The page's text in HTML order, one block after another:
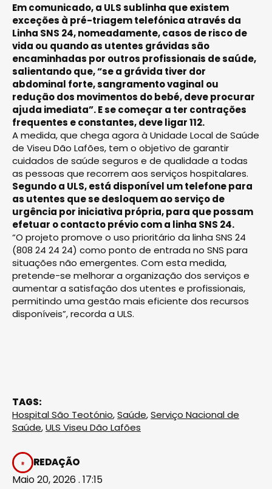
Em comunicado, a ULS sublinha que existem
exceções à pré-triagem telefónica através da
Linha SNS 24, nomeadamente, casos de risco de
vida ou quando as utentes grávidas são
encaminhadas por outros profissionais de saúde,
salientando que, “se a grávida tiver dor
abdominal forte, sangramento vaginal ou
redução dos movimentos do bebé, deve procurar
ajuda imediata”. E se começar a ter contrações
frequentes e constantes, deve ligar 112.
A medida, que chega agora à Unidade Local de Saúde
de Viseu Dão Lafões, tem o objetivo de garantir
cuidados de saúde seguros e de qualidade a todas
as pessoas que recorrem aos serviços hospitalares.
Segundo a ULS, está disponível um telefone para
as utentes que se desloquem ao serviço de
urgência por iniciativa própria, para que possam
efetuar o contacto prévio com a linha SNS 24.
“O projeto promove o uso prioritário da linha SNS 24
(808 24 24 24) como ponto de entrada no SNS para
situações não emergentes. Com esta medida,
pretende-se melhorar a organização dos serviços e
aumentar a satisfação dos utentes e profissionais,
permitindo uma gestão mais eficiente dos recursos
disponíveis”, recorda a ULS.
TAGS:
Hospital São Teotónio,Saúde,Serviço Nacional de
Saúde,ULS Viseu Dão Lafões
REDAÇÃO
Maio 20, 2026 . 17:15